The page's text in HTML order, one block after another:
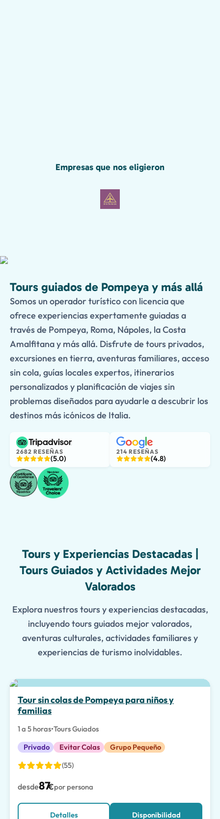
Empresas que nos eligieron
Tours guiados de Pompeya y más allá
Somos un operador turístico con licencia que
ofrece experiencias expertamente guiadas a
través de Pompeya, Roma, Nápoles, la Costa
Amalfitana y más allá. Disfrute de tours privados,
excursiones en tierra, aventuras familiares, acceso
sin cola, guías locales expertos, itinerarios
personalizados y planificación de viajes sin
problemas diseñados para ayudarle a descubrir los
destinos más icónicos de Italia.
2682 RESEÑAS
(5.0)
214 RESEÑAS
(4.8)
Tours y Experiencias Destacadas |
Tours Guiados y Actividades Mejor
Valorados
Explora nuestros tours y experiencias destacadas,
incluyendo tours guiados mejor valorados,
aventuras culturales, actividades familiares y
experiencias de turismo inolvidables.
La mejor opción
Tour sin colas de Pompeya para niños y
familias
1 a 5 horas•Tours Guiados
Privado
Evitar Colas
Grupo Pequeño
(55)
desde87€por persona
Detalles Disponibilidad